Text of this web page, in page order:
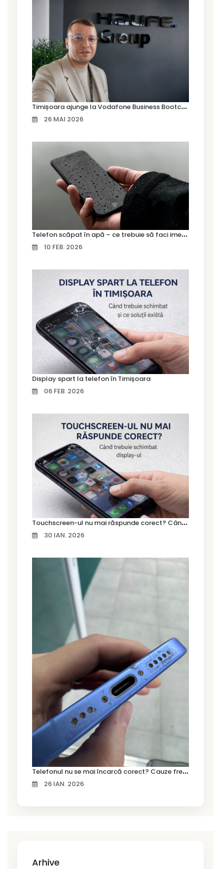
T
imișoara ajunge la Vodafone Business Bootcamp prin Marius Cermian de la Armour România
26 MAI 2026
T
elefon scăpat în apă – ce trebuie să faci imediat și ce greșeli să eviți
10 FEB. 2026
Display spart la telefon în Timișoara
06 FEB. 2026
T
ouchscreen-ul nu mai răspunde corect? Când trebuie schimbat display-ul
30 IAN. 2026
T
elefonul nu se mai încarcă corect? Cauze frecvente și soluții la service în Timișoara
26 IAN. 2026
Arhive